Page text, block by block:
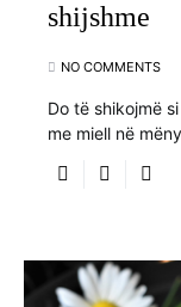
shijshme
NO COMMENTS
Do të shikojmë
me miell në